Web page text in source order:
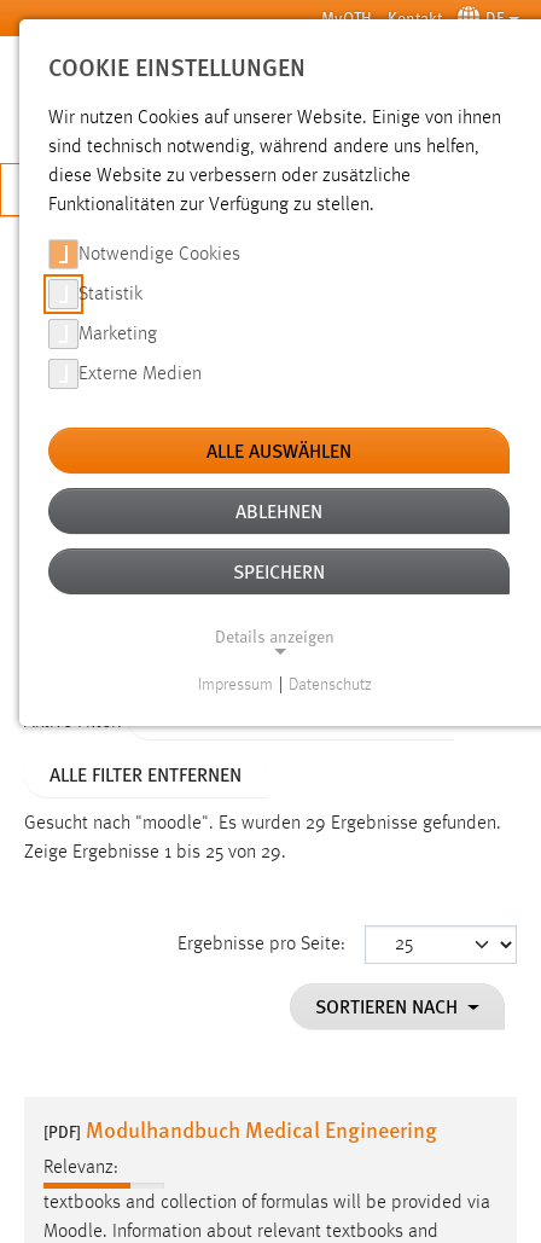
Zum Hauptinhalt springen MyOTH Kontakt DE
SUCHE
JETZT BEWERBEN
SUCHE
FILTER
Typ
Erstellungsdatum
Alter
Aktive Filter:
ALLE FILTER ENTFERNEN
Gesucht nach "moodle". Es wurden 29 Ergebnisse gefunden.
Zeige Ergebnisse 1 bis 25 von 29.
Ergebnisse pro Seite:
SORTIEREN NACH
[PDF] Modulhandbuch Medical Engineering
Relevanz:
textbooks and collection of formulas will be provided via
Moodle. Information about relevant textbooks and
COOKIE EINSTELLUNGEN
Wir nutzen Cookies auf unserer Website. Einige von ihnen
sind technisch notwendig, während andere uns helfen,
diese Website zu verbessern oder zusätzliche
Funktionalitäten zur Verfügung zu stellen.
Notwendige Cookies
Statistik
Marketing
Externe Medien
ALLE AUSWÄHLEN
ABLEHNEN
SPEICHERN
Details anzeigen
Funktionen und sind für die einwandfreie Funktion der
Einverständnis
cookie_consent
Dieser Cookie speichert die ausgewählten Einverständnis-
Performance
Name:
Impressum Datenschutz